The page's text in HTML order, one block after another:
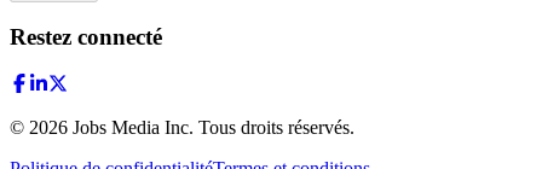
Restez connecté
© 2026 Jobs Media Inc. Tous droits réservés.